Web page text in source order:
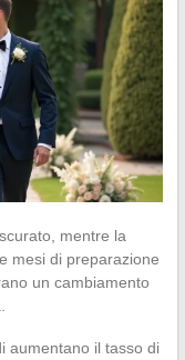
mentre la
mesi di preparazione
un cambiamento
aumentano il tasso di